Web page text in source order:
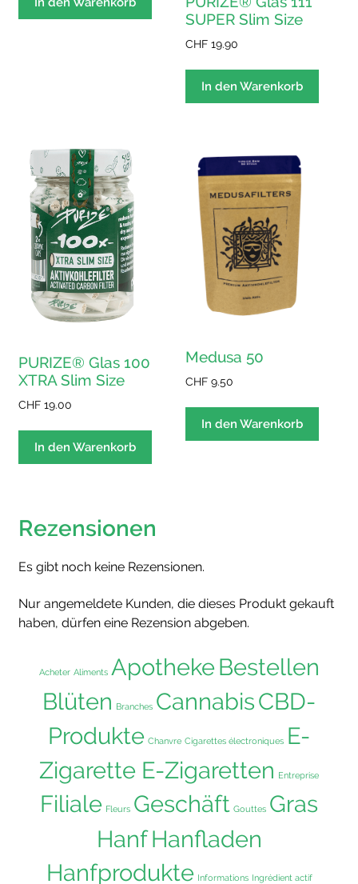
SUPER Slim Size
CHF 19.90
In den Warenkorb
PURIZE® Glas 100
XTRA Slim Size
CHF 19.00
In den Warenkorb
Medusa 50
CHF 9.50
In den Warenkorb
Rezensionen
Es gibt noch keine Rezensionen.
Nur angemeldete Kunden, die dieses Produkt gekauft
haben, dürfen eine Rezension abgeben.
Acheter Aliments ApothekeBestellen
Blüten
Branches CannabisCBD-
Produkte Chanvre Cigarettes électroniques E-
Zigarette E-Zigaretten
Entreprise
Filiale Fleurs Geschäft Gouttes Gras
HanfHanfladen
Hanfprodukte Informations Ingrédient actif